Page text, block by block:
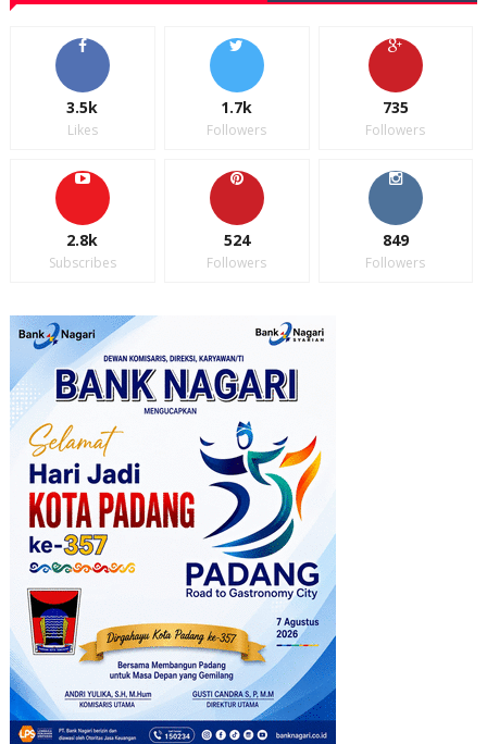
3.5k
Likes
1.7k
Followers
735
Followers
2.8k
Subscribes
524
Followers
849
Followers